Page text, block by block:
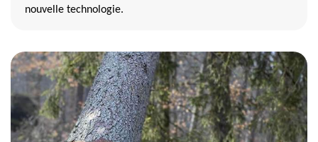
nouvelle technologie.